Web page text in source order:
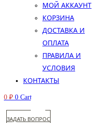
МОЙ АККАУНТ
КОРЗИНА
ДОСТАВКА И
ОПЛАТА
ПРАВИЛА И
УСЛОВИЯ
КОНТАКТЫ
0 ₽ 0 Cart
ЗАДАТЬ ВОПРОС